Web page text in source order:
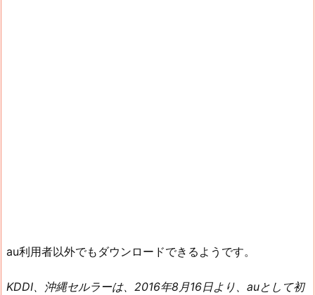
au利用者以外でもダウンロードできるようです。
KDDI、沖縄セルラーは、2016年8月16日より、auとして初